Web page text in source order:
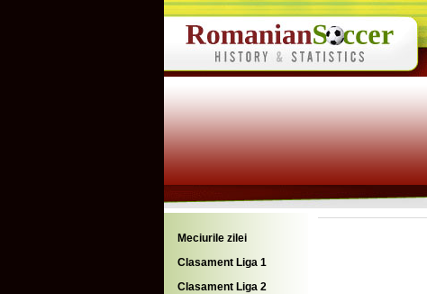
Meciurile zilei
Clasament Liga 1
Clasament Liga 2